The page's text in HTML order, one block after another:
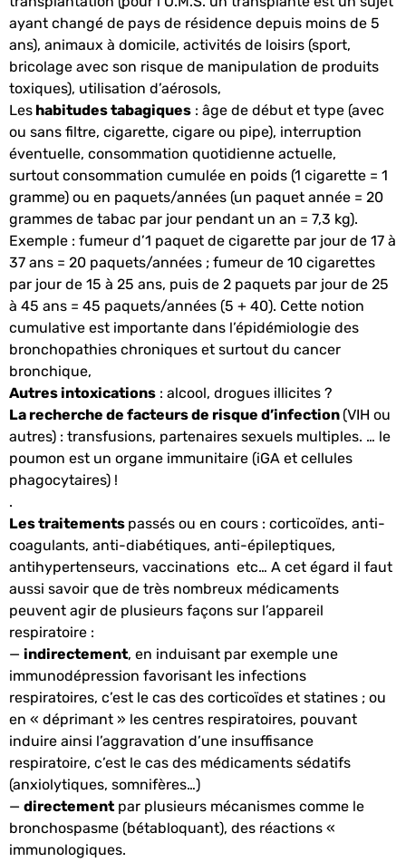
ayant changé de pays de résidence depuis moins de 5
ans), animaux à domicile, activités de loisirs (sport,
bricolage avec son risque de manipulation de produits
toxiques), utilisation d’aérosols,
Les habitudes tabagiques : âge de début et type (avec
ou sans filtre, cigarette, cigare ou pipe), interruption
éventuelle, consommation quotidienne actuelle,
surtout consommation cumulée en poids (1 cigarette = 1
gramme) ou en paquets/années (un paquet année = 20
grammes de tabac par jour pendant un an = 7,3 kg).
Exemple : fumeur d’1 paquet de cigarette par jour de 17 à
37 ans = 20 paquets/années ; fumeur de 10 cigarettes
par jour de 15 à 25 ans, puis de 2 paquets par jour de 25
à 45 ans = 45 paquets/années (5 + 40). Cette notion
cumulative est importante dans l’épidémiologie des
bronchopathies chroniques et surtout du cancer
bronchique,
Autres intoxications : alcool, drogues illicites ?
La recherche de facteurs de risque d’infection (VIH ou
autres) : transfusions, partenaires sexuels multiples. … le
poumon est un organe immunitaire (iGA et cellules
phagocytaires) !
.
Les traitements passés ou en cours : corticoïdes, anti-
coagulants, anti-diabétiques, anti-épileptiques,
antihypertenseurs, vaccinations etc… A cet égard il faut
aussi savoir que de très nombreux médicaments
peuvent agir de plusieurs façons sur l’appareil
respiratoire :
— indirectement, en induisant par exemple une
immunodépression favorisant les infections
respiratoires, c’est le cas des corticoïdes et statines ; ou
en « déprimant » les centres respiratoires, pouvant
induire ainsi l’aggravation d’une insuffisance
respiratoire, c’est le cas des médicaments sédatifs
(anxiolytiques, somnifères…)
— directement par plusieurs mécanismes comme le
bronchospasme (bétabloquant), des réactions «
immunologiques.